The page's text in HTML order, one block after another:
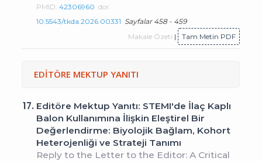
PMID:42306960 doi:
10.5543/tkda.2026.00331 Sayfalar 458 - 459
Makale Özeti | Tam Metin PDF
EDİTÖRE MEKTUP YANITI
17. Editöre Mektup Yanıtı: STEMI'de İlaç Kaplı
Balon Kullanımına İlişkin Eleştirel Bir
Değerlendirme: Biyolojik Bağlam, Kohort
Heterojenliği ve Strateji Tanımı
Reply to the Letter to the Editor: A Critical